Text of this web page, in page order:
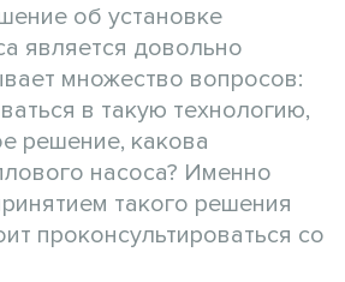
об установке
является довольно
множество вопросов:
в такую технологию,
решение, какова
насоса? Именно
такого решения
проконсультироваться со